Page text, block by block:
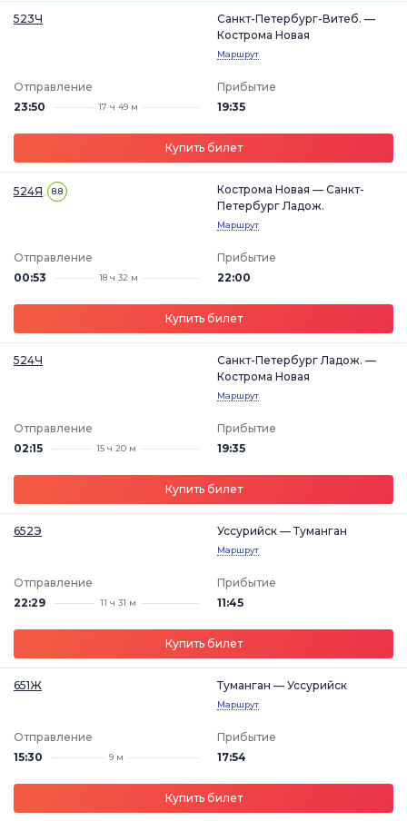
523Ч
Санкт-Петербург-Витеб. —
Кострома Новая
Маршрут
Отправление
23:50
17 ч 49 м
Прибытие
19:35
Купить билет
524Я 8.8
Кострома Новая — Санкт-
Петербург Ладож.
Маршрут
Отправление
00:53
18 ч 32 м
Прибытие
22:00
Купить билет
524Ч
Санкт-Петербург Ладож. —
Кострома Новая
Маршрут
Отправление
02:15
15 ч 20 м
Прибытие
19:35
Купить билет
652Э Уссурийск — Туманган
Маршрут
Отправление
22:29
11 ч 31 м
Прибытие
11:45
Купить билет
651Ж Туманган — Уссурийск
Маршрут
Отправление
15:30
9 м
Прибытие
17:54
Купить билет